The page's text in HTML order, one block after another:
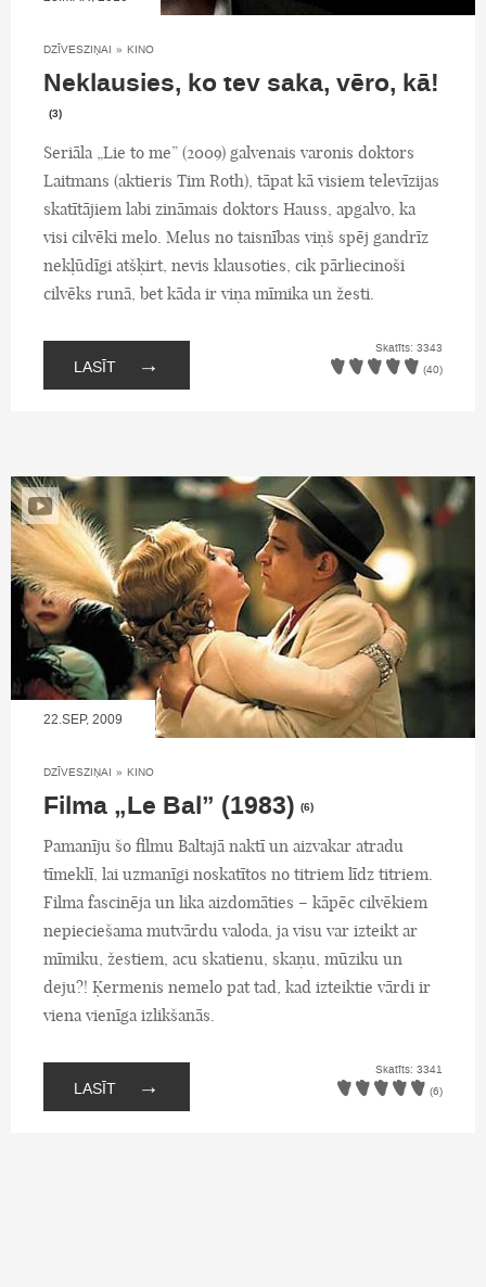
DZĪVESZIŅAI » KINO
Neklausies, ko tev saka, vēro, kā!
(3)
Seriāla „Lie to me” (2009) galvenais varonis doktors
Laitmans (aktieris Tim Roth), tāpat kā visiem televīzijas
skatītājiem labi zināmais doktors Hauss, apgalvo, ka
visi cilvēki melo. Melus no taisnības viņš spēj gandrīz
nekļūdīgi atšķirt, nevis klausoties, cik pārliecinoši
cilvēks runā, bet kāda ir viņa mīmika un žesti.
LASĪT →
Skatīts: 3343
(40)
22.SEP, 2009
DZĪVESZIŅAI » KINO
Filma „Le Bal” (1983) (6)
Pamanīju šo filmu Baltajā naktī un aizvakar atradu
tīmeklī, lai uzmanīgi noskatītos no titriem līdz titriem.
Filma fascinēja un lika aizdomāties – kāpēc cilvēkiem
nepieciešama mutvārdu valoda, ja visu var izteikt ar
mīmiku, žestiem, acu skatienu, skaņu, mūziku un
deju?! Ķermenis nemelo pat tad, kad izteiktie vārdi ir
viena vienīga izlikšanās.
LASĪT →
Skatīts: 3341
(6)